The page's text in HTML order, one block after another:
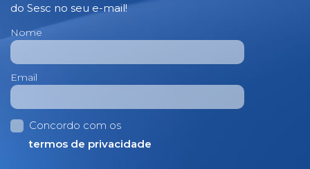
do Sesc no seu e-mail!
Nome
Email
Concordo com os
termos de privacidade